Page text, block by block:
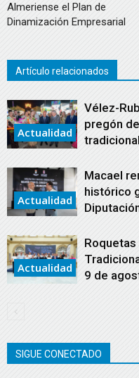
Almeriense el Plan de
Dinamización Empresarial
Artículo relacionados
Actualidad
Vélez-
pregón
Actualidad
Macael
histórico
Actualidad
9 de
SIGUE CONECTADO